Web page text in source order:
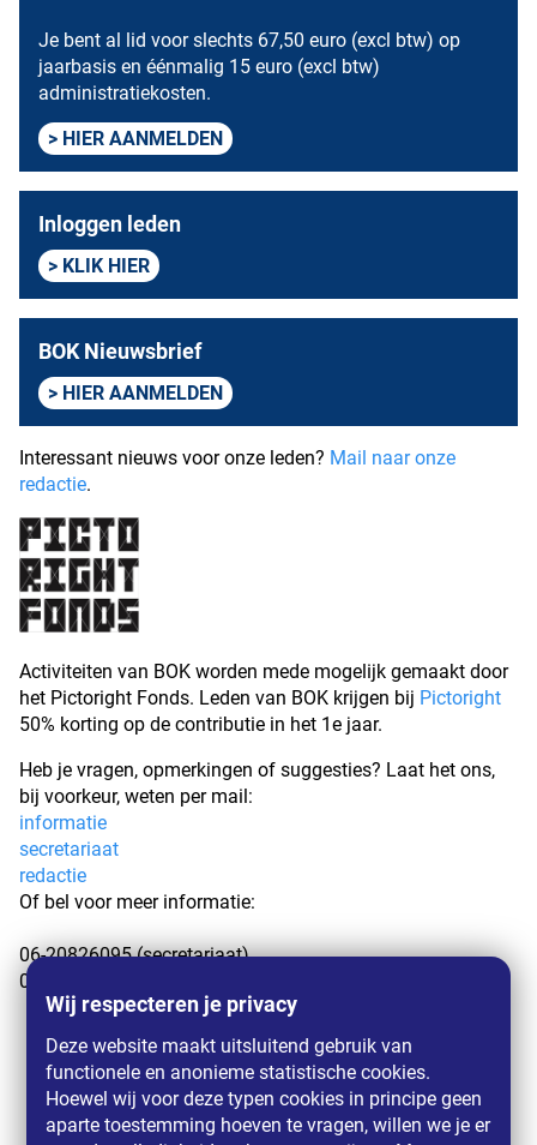
Wij respecteren je privacy
Deze website maakt uitsluitend gebruik van
functionele en anonieme statistische cookies.
Hoewel wij voor deze typen cookies in principe geen
aparte toestemming hoeven te vragen, willen we je er
Je bent al lid voor slechts 67,50 euro (excl btw) op
jaarbasis en éénmalig 15 euro (excl btw)
administratiekosten.
HIER AANMELDEN
Inloggen leden
KLIK HIER
BOK Nieuwsbrief
HIER AANMELDEN
Interessant nieuws voor onze leden? Mail naar onze
redactie.
Activiteiten van BOK worden mede mogelijk gemaakt door
het Pictoright Fonds. Leden van BOK krijgen bij Pictoright
50% korting op de contributie in het 1e jaar.
Heb je vragen, opmerkingen of suggesties? Laat het ons,
bij voorkeur, weten per mail:
informatie
secretariaat
redactie
Of bel voor meer informatie:
06-20826095 (secretariaat)
06-27282198 (redactie)